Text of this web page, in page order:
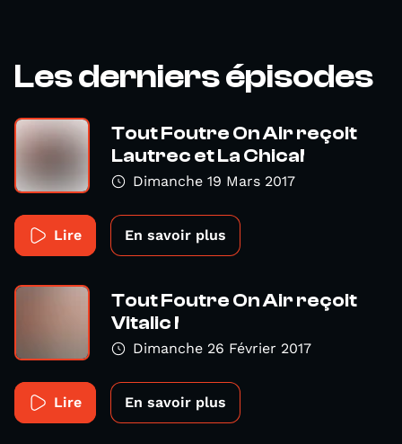
Les derniers épisodes
Tout Foutre On Air reçoit
Lautrec et La Chica!
Dimanche 19 Mars 2017
Lire En savoir plus
Tout Foutre On Air reçoit
Vitalic !
Dimanche 26 Février 2017
Lire En savoir plus